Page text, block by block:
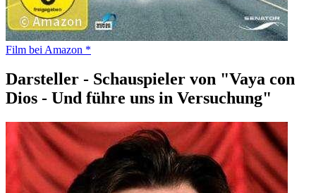
Film bei Amazon *
Darsteller - Schauspieler von "Vaya con
Dios - Und führe uns in Versuchung"